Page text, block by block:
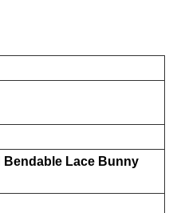
Bendable Lace Bunny